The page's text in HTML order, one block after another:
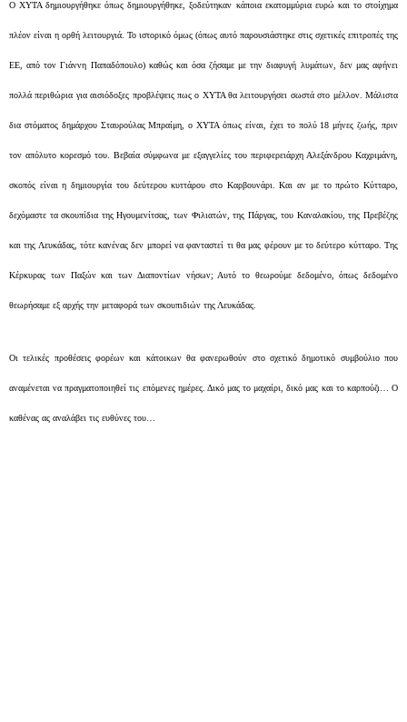
Ο ΧΥΤΑ δημιουργήθηκε όπως δημιουργήθηκε, ξοδεύτηκαν κάποια εκατομμύρια ευρώ και το στοίχημα
πλέον είναι η ορθή λειτουργιά. Το ιστορικό όμως (όπως αυτό παρουσιάστηκε στις σχετικές επιτροπές της
ΕΕ, από τον Γιάννη Παπαδόπουλο) καθώς και όσα ζήσαμε με την διαφυγή λυμάτων, δεν μας αφήνει
πολλά περιθώρια για αισιόδοξες προβλέψεις πως ο ΧΥΤΑ θα λειτουργήσει σωστά στο μέλλον. Μάλιστα
δια στόματος δημάρχου Σταυρούλας Μπραίμη, ο ΧΥΤΑ όπως είναι, έχει το πολύ 18 μήνες ζωής, πριν
τον απόλυτο κορεσμό του. Βεβαία σύμφωνα με εξαγγελίες του περιφερειάρχη Αλεξάνδρου Καχριμάνη,
σκοπός είναι η δημιουργία του δεύτερου κυττάρου στο Καρβουνάρι. Και αν με το πρώτο Κύτταρο,
δεχόμαστε τα σκουπίδια της Ηγουμενίτσας, των Φιλιατών, της Πάργας, του Καναλακίου, της Πρεβέζης
και της Λευκάδας, τότε κανένας δεν μπορεί να φανταστεί τι θα μας φέρουν με το δεύτερο κύτταρο. Της
Κέρκυρας των Παξών και των Διαποντίων νήσων; Αυτό το θεωρούμε δεδομένο, όπως δεδομένο
θεωρήσαμε εξ αρχής την μεταφορά των σκουπιδιών της Λευκάδας.
Οι τελικές προθέσεις φορέων και κάτοικων θα φανερωθούν στο σχετικό δημοτικό συμβούλιο που
αναμένεται να πραγματοποιηθεί τις επόμενες ημέρες. Δικό μας το μαχαίρι, δικό μας και το καρπούζι… Ο
καθένας ας αναλάβει τις ευθύνες του…